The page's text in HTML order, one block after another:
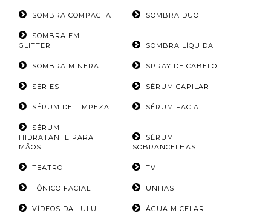
SOMBRA COMPACTA SOMBRA DUO
SOMBRA EM
GLITTER
SOMBRA LÍQUIDA
SOMBRA MINERAL SPRAY DE CABELO
SÉRIES SÉRUM CAPILAR
SÉRUM DE LIMPEZA SÉRUM FACIAL
SÉRUM
HIDRATANTE PARA
MÃOS
SÉRUM
SOBRANCELHAS
TEATRO TV
TÔNICO FACIAL UNHAS
VÍDEOS DA LULU ÁGUA MICELAR